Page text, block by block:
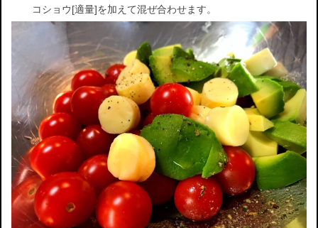
コショウ[適量]を加えて混ぜ合わせます。